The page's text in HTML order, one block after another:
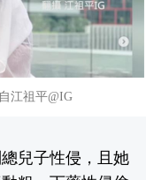
江祖平@IG
兒子性侵，且她